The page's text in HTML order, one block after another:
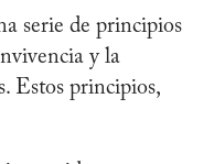
serie de principios
y la
Estos principios,